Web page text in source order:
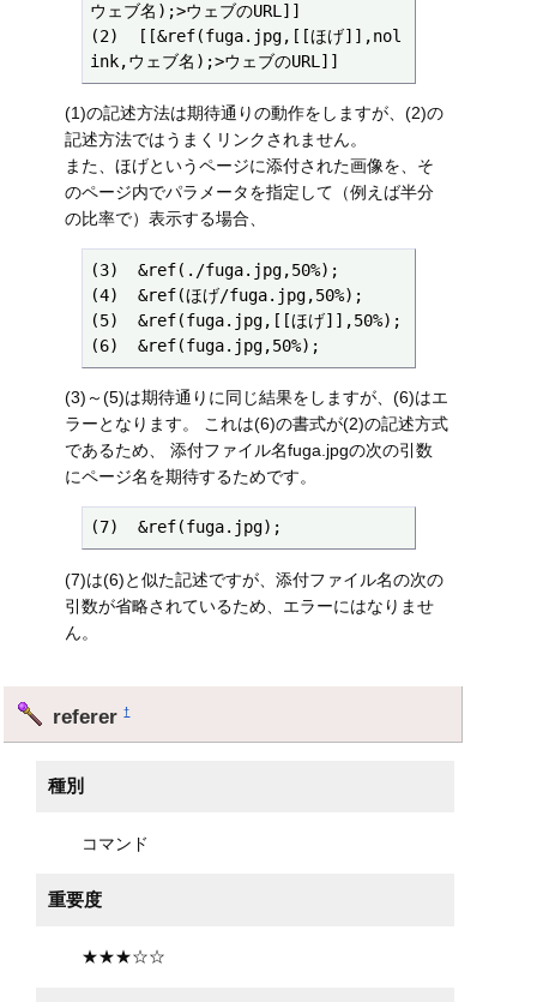
ウェブ名);>ウェブのURL]]
(2)  [[&ref(fuga.jpg,[[ほげ]],nol
ink,ウェブ名);>ウェブのURL]]
(1)の記述方法は期待通りの動作をしますが、(2)の
記述方法ではうまくリンクされません。
また、ほげというページに添付された画像を、そ
のページ内でパラメータを指定して（例えば半分
の比率で）表示する場合、
(3)  &ref(./fuga.jpg,50%);
(4)  &ref(ほげ/fuga.jpg,50%);
(5)  &ref(fuga.jpg,[[ほげ]],50%);
(6)  &ref(fuga.jpg,50%);
(3)～(5)は期待通りに同じ結果をしますが、(6)はエ
ラーとなります。 これは(6)の書式が(2)の記述方式
であるため、 添付ファイル名fuga.jpgの次の引数
にページ名を期待するためです。
(7)  &ref(fuga.jpg);
(7)は(6)と似た記述ですが、添付ファイル名の次の
引数が省略されているため、エラーにはなりませ
ん。
referer†
種別
コマンド
重要度
★★★☆☆